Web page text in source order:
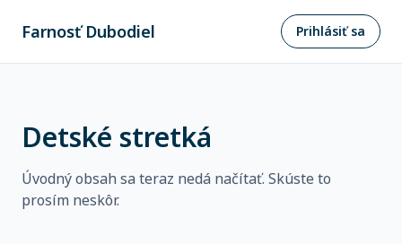
Farnosť Dubodiel Prihlásiť sa
Detské stretká
Úvodný obsah sa teraz nedá načítať. Skúste to
prosím neskôr.